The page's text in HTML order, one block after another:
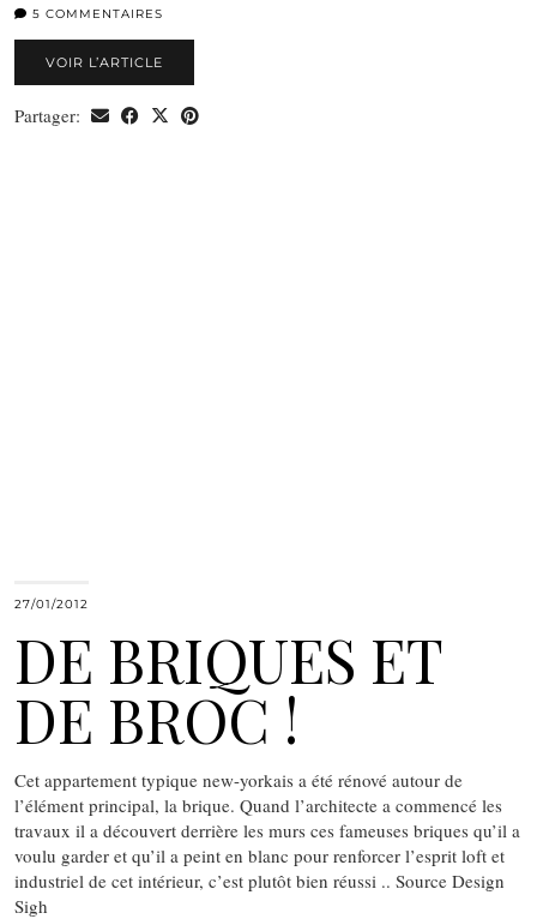
5 COMMENTAIRES
VOIR L’ARTICLE
Partager:
27/01/2012
DE BRIQUES ET
DE BROC !
Cet appartement typique new-yorkais a été rénové autour de
l’élément principal, la brique. Quand l’architecte a commencé les
travaux il a découvert derrière les murs ces fameuses briques qu’il a
voulu garder et qu’il a peint en blanc pour renforcer l’esprit loft et
industriel de cet intérieur, c’est plutôt bien réussi .. Source Design
Sigh